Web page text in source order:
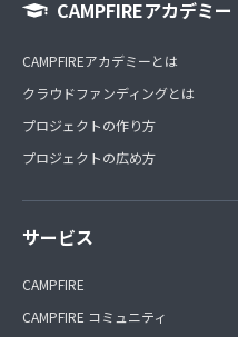
CAMPFIREアカデミー
CAMPFIREアカデミーとは
クラウドファンディングとは
プロジェクトの作り方
プロジェクトの広め方
サービス
CAMPFIRE
CAMPFIRE コミュニティ